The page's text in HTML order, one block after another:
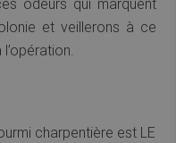
odeurs qui marquent
et veillerons à ce
charpentière est LE